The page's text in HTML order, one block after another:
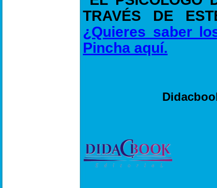
TRAVÉS DE
¿Quieres saber
Pincha aquí.